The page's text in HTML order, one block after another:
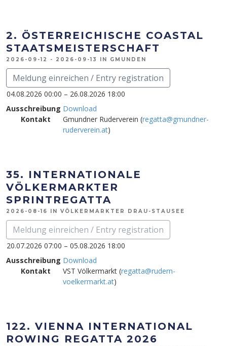
2. ÖSTERREICHISCHE COASTAL
STAATSMEISTERSCHAFT
2026-09-12 - 2026-09-13 IN GMUNDEN
Meldung einreichen / Entry registration
04.08.2026 00:00 – 26.08.2026 18:00
Ausschreibung
Kontakt
Download
Gmundner Ruderverein (regatta@gmundner-
ruderverein.at)
35. INTERNATIONALE
VÖLKERMARKTER
SPRINTREGATTA
2026-08-16 IN VÖLKERMARKTER DRAU-STAUSEE
Meldung einreichen / Entry registration
20.07.2026 07:00 – 05.08.2026 18:00
Ausschreibung
Kontakt
Download
VST Völkermarkt (regatta@rudern-
voelkermarkt.at)
122. VIENNA INTERNATIONAL
ROWING REGATTA 2026